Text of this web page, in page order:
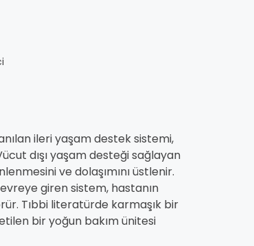
ileri yaşam destek sistemi,
dışı yaşam desteği sağlayan
ve dolaşımını üstlenir.
giren sistem, hastanın
Tıbbi literatürde karmaşık bir
bir yoğun bakım ünitesi